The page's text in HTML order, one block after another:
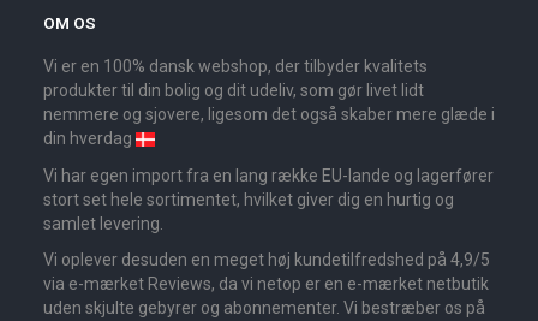
OM OS
Vi er en 100% dansk webshop, der tilbyder kvalitets
produkter til din bolig og dit udeliv, som gør livet lidt
nemmere og sjovere, ligesom det også skaber mere glæde i
din hverdag
Vi har egen import fra en lang række EU-lande og lagerfører
stort set hele sortimentet, hvilket giver dig en hurtig og
samlet levering.
Vi oplever desuden en meget høj kundetilfredshed på 4,9/5
via e-mærket Reviews, da vi netop er en e-mærket netbutik
uden skjulte gebyrer og abonnementer. Vi bestræber os på